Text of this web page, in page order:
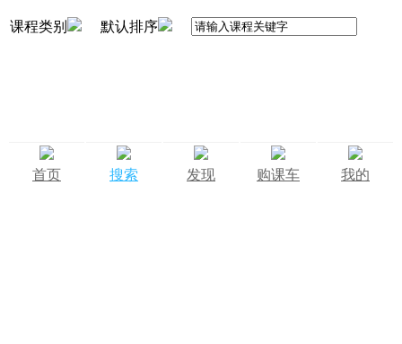
课程类别 默认排序
首页 搜索 发现 购课车 我的